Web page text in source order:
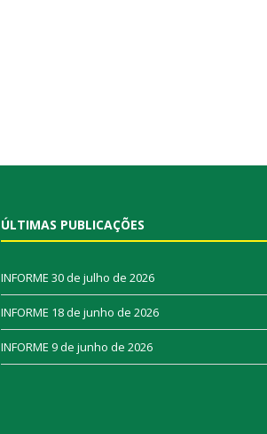
ÚLTIMAS PUBLICAÇÕES
INFORME 30 de julho de 2026
INFORME 18 de junho de 2026
INFORME 9 de junho de 2026